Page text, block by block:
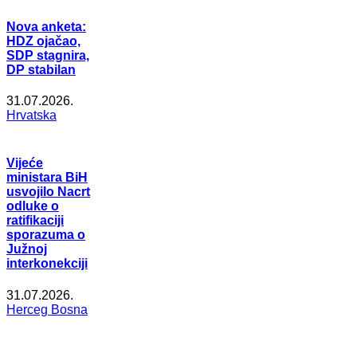
Nova anketa:
HDZ ojačao,
SDP stagnira,
DP stabilan
31.07.2026.
Hrvatska
Vijeće
ministara BiH
usvojilo Nacrt
odluke o
ratifikaciji
sporazuma o
Južnoj
interkonekciji
31.07.2026.
Herceg Bosna